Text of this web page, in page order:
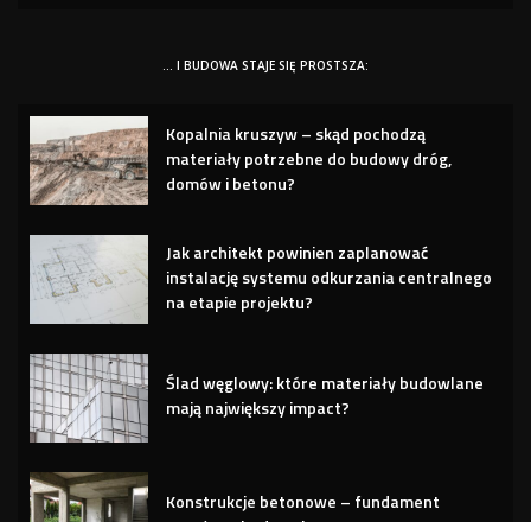
… I BUDOWA STAJE SIĘ PROSTSZA:
Kopalnia kruszyw – skąd pochodzą
materiały potrzebne do budowy dróg,
domów i betonu?
Jak architekt powinien zaplanować
instalację systemu odkurzania centralnego
na etapie projektu?
Ślad węglowy: które materiały budowlane
mają największy impact?
Konstrukcje betonowe – fundament